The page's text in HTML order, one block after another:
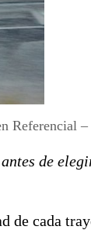
Referencial
de
de cada